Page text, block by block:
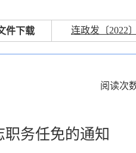
件下载 连政发〔2022
阅读次
务任免的通知